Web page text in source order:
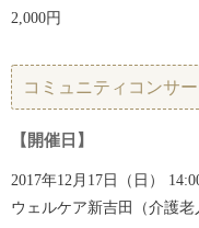
2,000円
コミュニティコンサ
【開催日】
2017年12月17日（日）
ウェルケア新吉田（介護老